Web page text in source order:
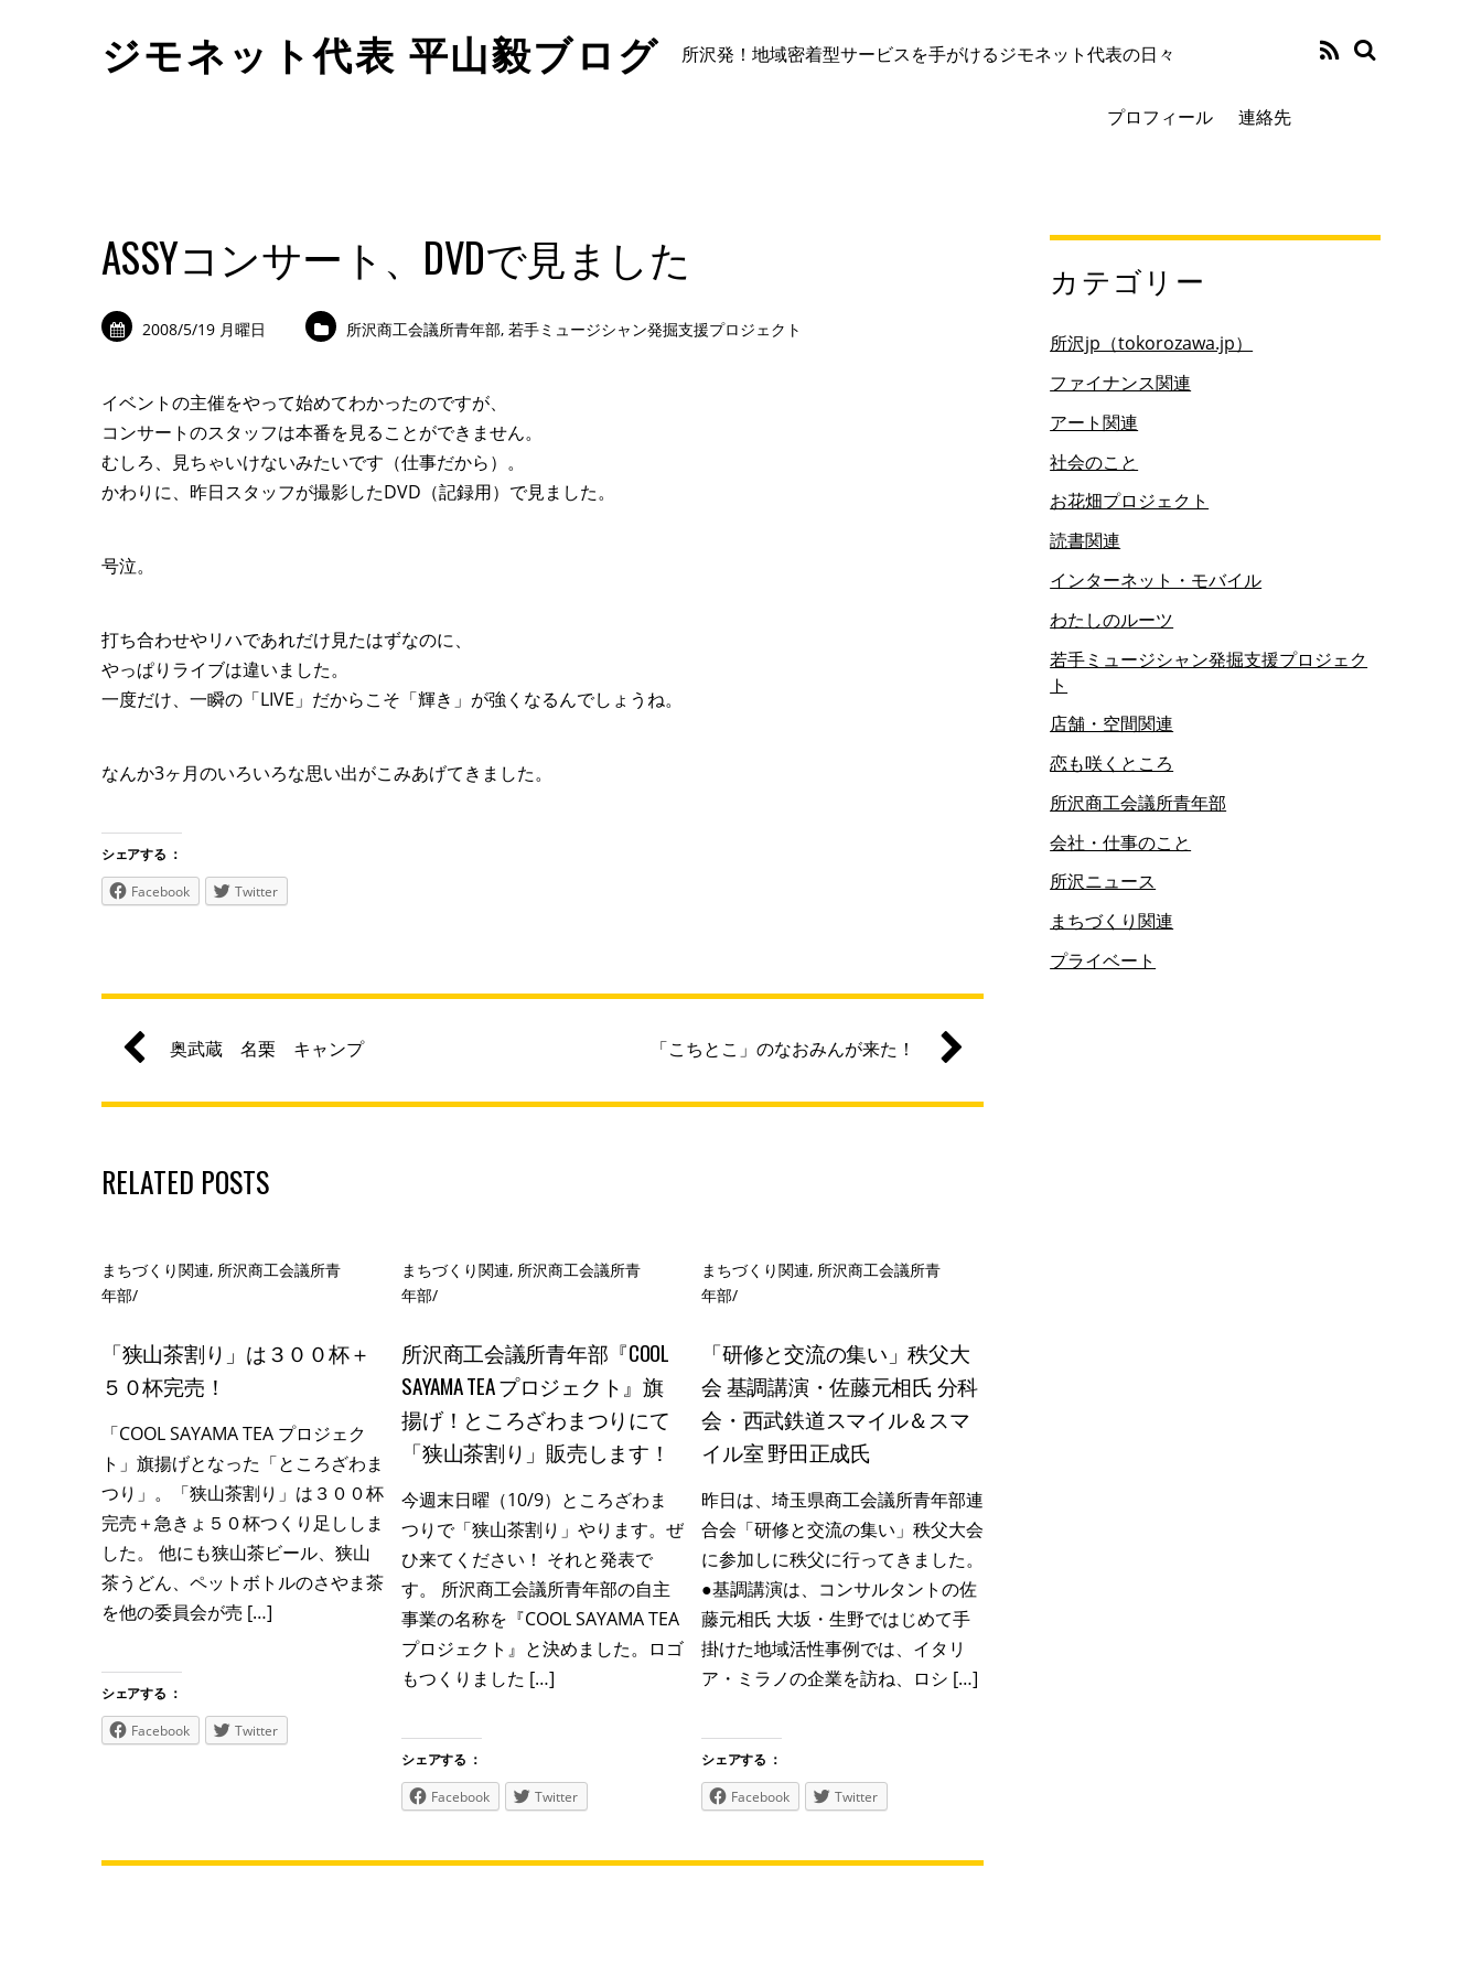
ジモネット代表 平山毅ブログ 所沢発！地域密着型サービスを手がけるジモネット代表の日々
プロフィール 連絡先
ASSYコンサート、DVDで見ました
2008/5/19 月曜日 所沢商工会議所青年部,若手ミュージシャン発掘支援プロジェクト
イベントの主催をやって始めてわかったのですが、
コンサートのスタッフは本番を見ることができません。
むしろ、見ちゃいけないみたいです（仕事だから）。
かわりに、昨日スタッフが撮影したDVD（記録用）で見ました。
号泣。
打ち合わせやリハであれだけ見たはずなのに、
やっぱりライブは違いました。
一度だけ、一瞬の「LIVE」だからこそ「輝き」が強くなるんでしょうね。
なんか3ヶ月のいろいろな思い出がこみあげてきました。
シェアする ：
Facebook
Twitter
奥武蔵 名栗 キャンプ 「こちとこ」のなおみんが来た！
RELATED POSTS
まちづくり関連, 所沢商工会議所青
年部/
「狭山茶割り」は３００杯＋
５０杯完売！
「COOL SAYAMA TEA プロジェク
ト」旗揚げとなった「ところざわま
つり」。「狭山茶割り」は３００杯
完売＋急きょ５０杯つくり足ししま
した。 他にも狭山茶ビール、狭山
茶うどん、ペットボトルのさやま茶
を他の委員会が売 […]
シェアする ：
Facebook
Twitter
まちづくり関連, 所沢商工会議所青
年部/
所沢商工会議所青年部『COOL
SAYAMA TEA プロジェクト』旗
揚げ！ところざわまつりにて
「狭山茶割り」販売します！
今週末日曜（10/9）ところざわま
つりで「狭山茶割り」やります。ぜ
ひ来てください！ それと発表で
す。 所沢商工会議所青年部の自主
事業の名称を『COOL SAYAMA TEA
プロジェクト』と決めました。ロゴ
もつくりました […]
シェアする ：
Facebook
Twitter
まちづくり関連, 所沢商工会議所青
年部/
「研修と交流の集い」秩父大
会 基調講演・佐藤元相氏 分科
会・西武鉄道スマイル＆スマ
イル室 野田正成氏
昨日は、埼玉県商工会議所青年部連
合会「研修と交流の集い」秩父大会
に参加しに秩父に行ってきました。
●基調講演は、コンサルタントの佐
藤元相氏 大坂・生野ではじめて手
掛けた地域活性事例では、イタリ
ア・ミラノの企業を訪ね、ロシ […]
シェアする ：
Facebook
Twitter
カテゴリー
所沢jp（tokorozawa.jp）
ファイナンス関連
アート関連
社会のこと
お花畑プロジェクト
読書関連
インターネット・モバイル
わたしのルーツ
若手ミュージシャン発掘支援プロジェク
ト
店舗・空間関連
恋も咲くところ
所沢商工会議所青年部
会社・仕事のこと
所沢ニュース
まちづくり関連
プライベート